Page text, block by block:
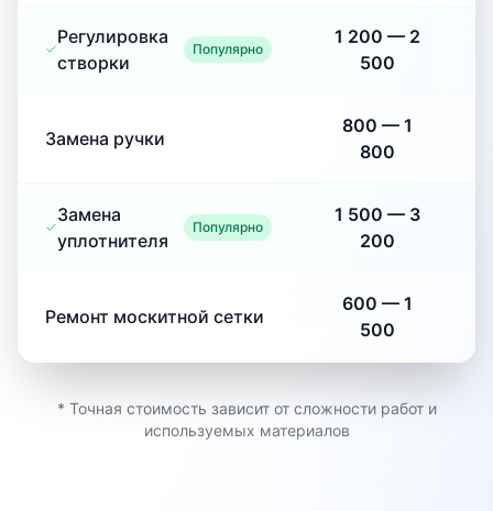
Регулировка
створки
Популярно
1 200 — 2
500
Замена ручки
800 — 1
800
Замена
уплотнителя
Популярно
1 500 — 3
200
Ремонт москитной сетки
600 — 1
500
* Точная стоимость зависит от сложности работ и
используемых материалов